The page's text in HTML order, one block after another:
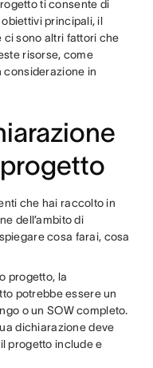
ti consente di
principali, il
ci sono altri fattori che
risorse, come
considerazione in
che hai raccolto in
dell’ambito di
cosa farai, cosa
progetto, la
potrebbe essere un
o un SOW completo.
dichiarazione deve
progetto include e